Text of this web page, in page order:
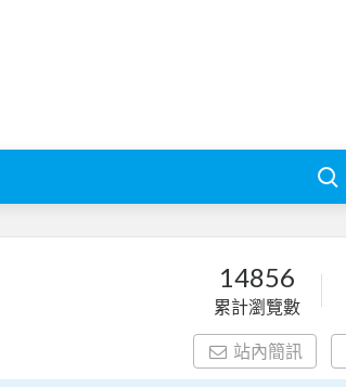
14856
累計瀏覽數
站內簡訊